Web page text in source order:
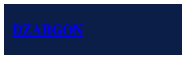
DZARGON